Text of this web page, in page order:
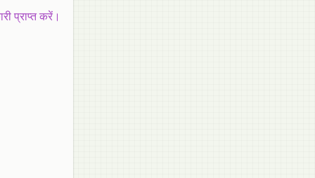
प्राप्त करें।